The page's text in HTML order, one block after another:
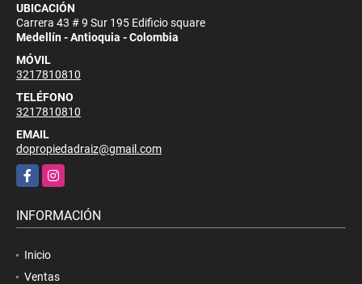
UBICACIÓN
Carrera 43 # 9 Sur 195 Edificio square
Medellín - Antioquia - Colombia
MÓVIL
3217810810
TELÉFONO
3217810810
EMAIL
dopropiedadraiz@gmail.com
FacebookInstagram
INFORMACIÓN
Inicio
Ventas